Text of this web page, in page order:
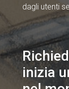
dagli utenti
inizia